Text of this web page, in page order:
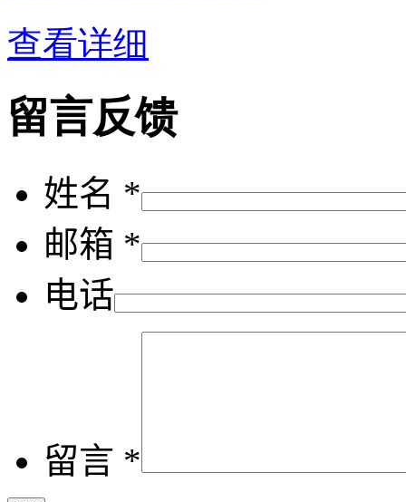
查看详细
留言反馈
姓名 *
邮箱 *
电话
留言 *